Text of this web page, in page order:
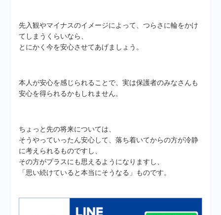
先入観やマイナスのイメージによって、つらさに輪をかけ
てしまうくらいなら、
とにかく今を安心させてあげましょう。
本人が安心を感じられることで、実は保護者のみなさんも
安心を得られるかもしれません。
ちょっと先の将来については、
そうやっていったん安心して、落ち着いてからの方が冷静
に考えられるものですし、
その方がプラスにも思えるようになりますし、
「思い続けていると本当にそうなる」ものです。